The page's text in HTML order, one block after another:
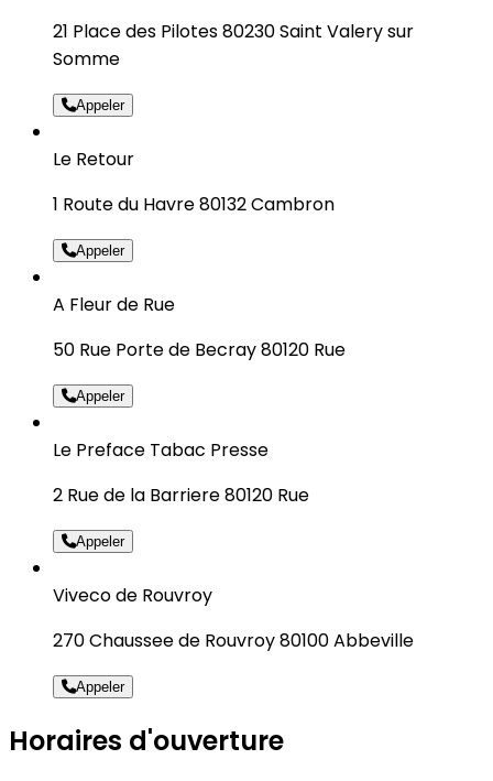
21 Place des Pilotes 80230 Saint Valery sur
Somme
Appeler
Le Retour
1 Route du Havre 80132 Cambron
Appeler
A Fleur de Rue
50 Rue Porte de Becray 80120 Rue
Appeler
Le Preface Tabac Presse
2 Rue de la Barriere 80120 Rue
Appeler
Viveco de Rouvroy
270 Chaussee de Rouvroy 80100 Abbeville
Appeler
Horaires d'ouverture